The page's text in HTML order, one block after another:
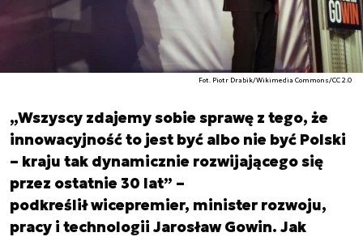
Fot. Piotr Drabik/Wikimedia Commons/CC 2.0
„Wszyscy zdajemy sobie sprawę z tego, że
innowacyjność to jest być albo nie być Polski
– kraju tak dynamicznie rozwijającego się
przez ostatnie 30 lat” –
podkreślił wicepremier, minister rozwoju,
pracy i technologii Jarosław Gowin. Jak